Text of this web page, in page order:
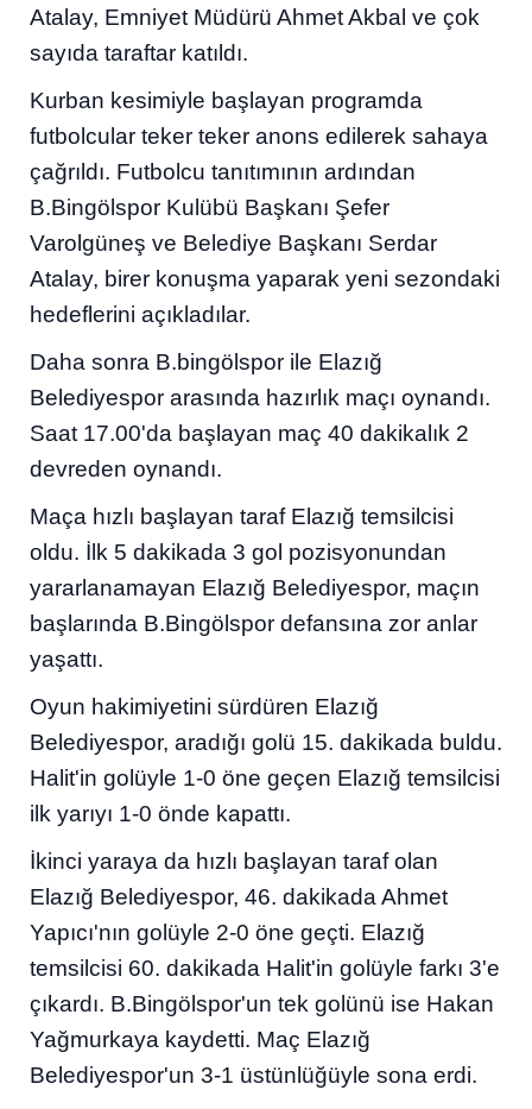
Atalay, Emniyet Müdürü Ahmet Akbal ve çok
sayıda taraftar katıldı.
Kurban kesimiyle başlayan programda
futbolcular teker teker anons edilerek sahaya
çağrıldı. Futbolcu tanıtımının ardından
B.Bingölspor Kulübü Başkanı Şefer
Varolgüneş ve Belediye Başkanı Serdar
Atalay, birer konuşma yaparak yeni sezondaki
hedeflerini açıkladılar.
Daha sonra B.bingölspor ile Elazığ
Belediyespor arasında hazırlık maçı oynandı.
Saat 17.00'da başlayan maç 40 dakikalık 2
devreden oynandı.
Maça hızlı başlayan taraf Elazığ temsilcisi
oldu. İlk 5 dakikada 3 gol pozisyonundan
yararlanamayan Elazığ Belediyespor, maçın
başlarında B.Bingölspor defansına zor anlar
yaşattı.
Oyun hakimiyetini sürdüren Elazığ
Belediyespor, aradığı golü 15. dakikada buldu.
Halit'in golüyle 1-0 öne geçen Elazığ temsilcisi
ilk yarıyı 1-0 önde kapattı.
İkinci yaraya da hızlı başlayan taraf olan
Elazığ Belediyespor, 46. dakikada Ahmet
Yapıcı'nın golüyle 2-0 öne geçti. Elazığ
temsilcisi 60. dakikada Halit'in golüyle farkı 3'e
çıkardı. B.Bingölspor'un tek golünü ise Hakan
Yağmurkaya kaydetti. Maç Elazığ
Belediyespor'un 3-1 üstünlüğüyle sona erdi.